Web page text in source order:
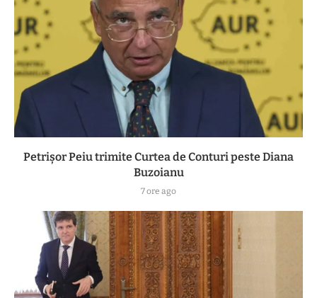
Petrișor Peiu trimite Curtea de Conturi peste Diana
Buzoianu
7 ore ago